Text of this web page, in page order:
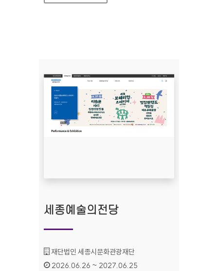
세종예술의전당
기관명 :
재단법인 세종시문화관광재단
인증기간 :
2026.06.26 ~ 2027.06.25